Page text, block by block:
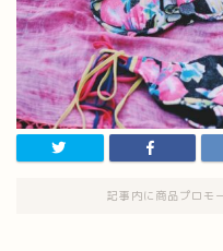
記事内に商品プロモ